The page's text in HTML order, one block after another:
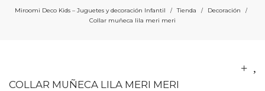
Miroomi Deco Kids – Juguetes y decoración Infantil / Tienda / Decoración /
Collar muñeca lila meri meri
COLLAR MUÑECA LILA MERI MERI